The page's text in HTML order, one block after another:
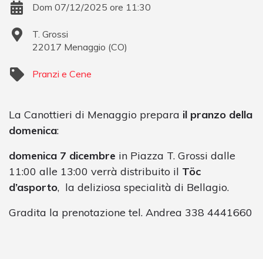
Dom 07/12/2025 ore 11:30
T. Grossi
22017 Menaggio (CO)
Pranzi e Cene
La Canottieri di Menaggio prepara il pranzo della
domenica:
domenica 7 dicembre in Piazza T. Grossi dalle
11:00 alle 13:00 verrà distribuito il Töc
d’asporto, la deliziosa specialità di Bellagio.
Gradita la prenotazione tel. Andrea 338 4441660